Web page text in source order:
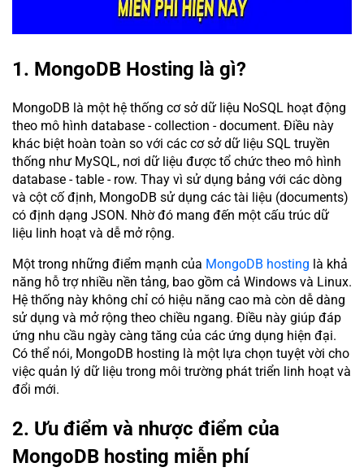
1. MongoDB Hosting là gì?
MongoDB là một hệ thống cơ sở dữ liệu NoSQL hoạt động
theo mô hình database - collection - document. Điều này
khác biệt hoàn toàn so với các cơ sở dữ liệu SQL truyền
thống như MySQL, nơi dữ liệu được tổ chức theo mô hình
database - table - row. Thay vì sử dụng bảng với các dòng
và cột cố định, MongoDB sử dụng các tài liệu (documents)
có định dạng JSON. Nhờ đó mang đến một cấu trúc dữ
liệu linh hoạt và dễ mở rộng.
Một trong những điểm mạnh của MongoDB hosting là khả
năng hỗ trợ nhiều nền tảng, bao gồm cả Windows và Linux.
Hệ thống này không chỉ có hiệu năng cao mà còn dễ dàng
sử dụng và mở rộng theo chiều ngang. Điều này giúp đáp
ứng nhu cầu ngày càng tăng của các ứng dụng hiện đại.
Có thể nói, MongoDB hosting là một lựa chọn tuyệt vời cho
việc quản lý dữ liệu trong môi trường phát triển linh hoạt và
đổi mới.
2. Ưu điểm và nhược điểm của
MongoDB hosting miễn phí